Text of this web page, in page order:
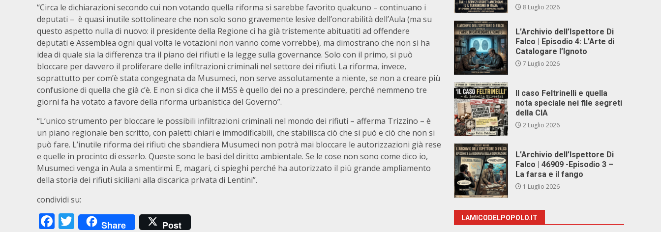
“Circa le dichiarazioni secondo cui non votando quella riforma si sarebbe favorito qualcuno – continuano i
deputati – è quasi inutile sottolineare che non solo sono gravemente lesive dell’onorabilità dell’Aula (ma su
questo aspetto nulla di nuovo: il presidente della Regione ci ha già tristemente abituatiti ad offendere
deputati e Assemblea ogni qual volta le votazioni non vanno come vorrebbe), ma dimostrano che non si ha
idea di quale sia la differenza tra il piano dei rifiuti e la legge sulla governance. Solo con il primo, si può
bloccare per davvero il proliferare delle infiltrazioni criminali nel settore dei rifiuti. La riforma, invece,
soprattutto per com’è stata congegnata da Musumeci, non serve assolutamente a niente, se non a creare più
confusione di quella che già c’è. E non si dica che il M5S è quello dei no a prescindere, perché nemmeno tre
giorni fa ha votato a favore della riforma urbanistica del Governo”.
“L’unico strumento per bloccare le possibili infiltrazioni criminali nel mondo dei rifiuti – afferma Trizzino – è
un piano regionale ben scritto, con paletti chiari e immodificabili, che stabilisca ciò che si può e ciò che non si
può fare. L’inutile riforma dei rifiuti che sbandiera Musumeci non potrà mai bloccare le autorizzazioni già rese
e quelle in procinto di esserlo. Queste sono le basi del diritto ambientale. Se le cose non sono come dico io,
Musumeci venga in Aula a smentirmi. E, magari, ci spieghi perché ha autorizzato il più grande ampliamento
della storia dei rifiuti siciliani alla discarica privata di Lentini”.
condividi su:
Facebook
Twitter
Share Post
8 Luglio 2026
L’Archivio dell’Ispettore Di
Falco | Episodio 4: L’Arte di
Catalogare l’Ignoto
7 Luglio 2026
Il caso Feltrinelli e quella
nota speciale nei file segreti
della CIA
2 Luglio 2026
L’Archivio dell’Ispettore Di
Falco | 46909 -Episodio 3 –
La farsa e il fango
1 Luglio 2026
LAMICODELPOPOLO.IT